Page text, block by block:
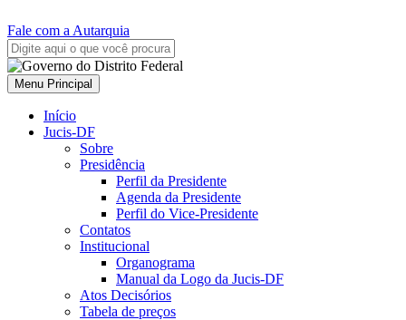
Fale com a Autarquia
Menu Principal
Início
Jucis-DF
Sobre
Presidência
Perfil da Presidente
Agenda da Presidente
Perfil do Vice-Presidente
Contatos
Institucional
Organograma
Manual da Logo da Jucis-DF
Atos Decisórios
Tabela de preços